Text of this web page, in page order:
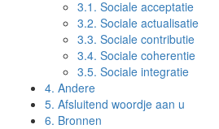
3.1. Sociale acceptatie
3.2. Sociale actualisatie
3.3. Sociale contributie
3.4. Sociale coherentie
3.5. Sociale integratie
4. Andere
5. Afsluitend woordje aan u
6. Bronnen